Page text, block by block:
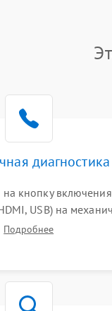
диагностика
кнопку
USB) на
кодов ошибок на
Подробнее